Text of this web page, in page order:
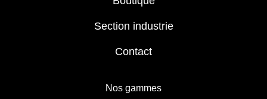
Section industrie
Contact
Nos gammes